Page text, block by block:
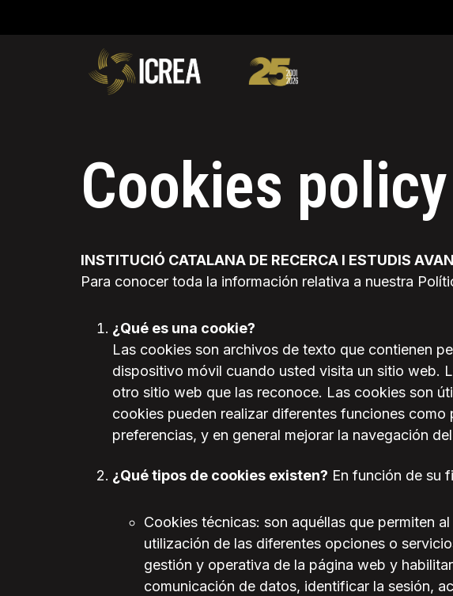
Cookies policy
INSTITUCIÓ CATALANA DE RECERCA I ESTUDIS
Para conocer toda la información relativa a nuestra
¿Qué es una cookie?
Las cookies son archivos de texto que contienen
dispositivo móvil cuando usted visita un sitio web.
otro sitio web que las reconoce. Las cookies son
cookies pueden realizar diferentes funciones
preferencias, y en general mejorar la navegación
¿Qué tipos de cookies existen? En función de su
Cookies técnicas: son aquéllas que permiten
utilización de las diferentes opciones o
gestión y operativa de la página web y
comunicación de datos, identificar la sesión,